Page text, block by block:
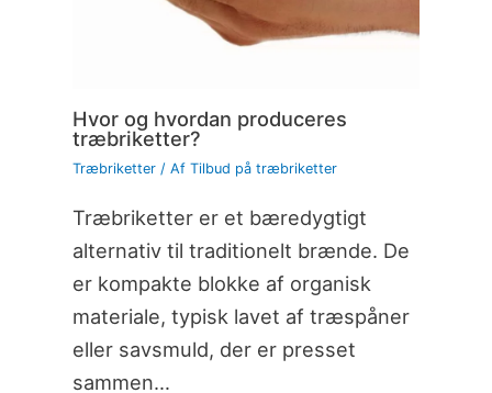
Hvor og hvordan produceres
træbriketter?
Træbriketter/ Af Tilbud på træbriketter
Træbriketter er et bæredygtigt
alternativ til traditionelt brænde. De
er kompakte blokke af organisk
materiale, typisk lavet af træspåner
eller savsmuld, der er presset
sammen…